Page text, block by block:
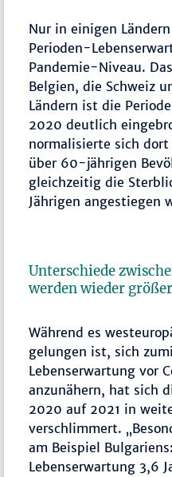
Nur in einigen
Perioden-
Pandemie-Niveau.
Belgien, die Schweiz
Ländern ist die
2020 deutlich
normalisierte sich
über 60-jährigen
gleichzeitig die
Jährigen angestiegen
Unterschiede
werden wieder größer
Während es
gelungen ist, sich
Lebenserwartung vor
anzunähern, hat sich
2020 auf 2021 in
verschlimmert.
am Beispiel
Lebenserwartung 3,6